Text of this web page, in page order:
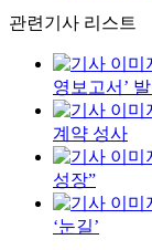
관련기사 리스트
영보고서’
계약 성사
성장”
‘눈길’